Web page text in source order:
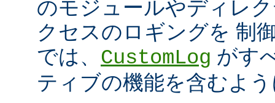
のモジュールやディレ
クセスのロギングを 制
では、 CustomLog がす
ティブの機能を含むよ